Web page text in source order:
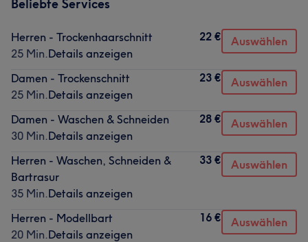
Beliebte Services
Herren - Trockenhaarschnitt
25 Min.Details anzeigen
22 € Auswählen
Damen - Trockenschnitt
25 Min.Details anzeigen
23 € Auswählen
Damen - Waschen & Schneiden
30 Min.Details anzeigen
28 € Auswählen
Herren - Waschen, Schneiden &
Bartrasur
35 Min.Details anzeigen
33 € Auswählen
Herren - Modellbart
20 Min.Details anzeigen
16 € Auswählen